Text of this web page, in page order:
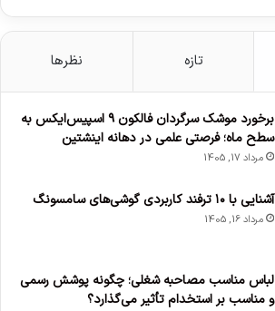
تازه نظرها
برخورد موشک سرگردان فالکون ۹ اسپیس‌ایکس به
سطح ماه؛ فرصتی علمی در دهانه اینشتین
مرداد 17, 1405
آشنایی با ۱۰ ترفند کاربردی گوشی‌های سامسونگ
مرداد 16, 1405
لباس مناسب مصاحبه شغلی؛ چگونه پوشش رسمی
و مناسب بر استخدام تأثیر می‌گذارد؟